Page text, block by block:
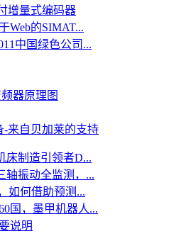
增量式编码器
Web的SIMAT...
中国绿色公司...
器原理图
-来自贝加莱的支持
床制造引领者D...
轴振动全监测，...
如何借助预测...
国，墨甲机器人...
说明